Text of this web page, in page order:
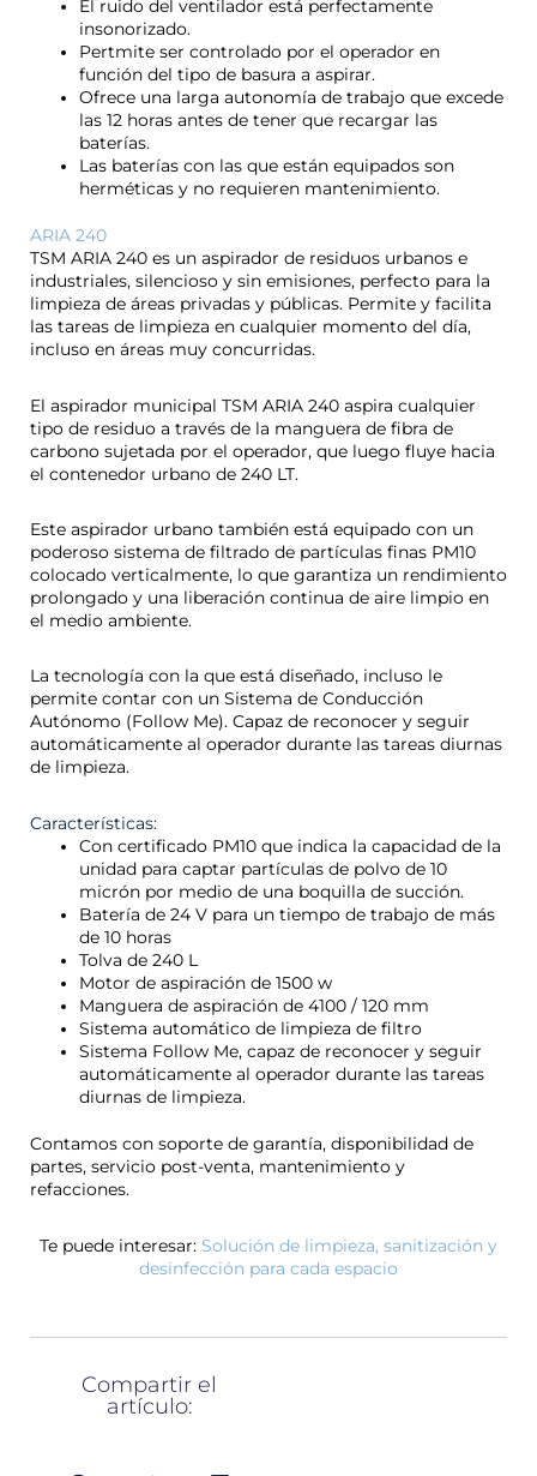
El ruido del ventilador está perfectamente
insonorizado.
Pertmite ser controlado por el operador en
función del tipo de basura a aspirar.
Ofrece una larga autonomía de trabajo que excede
las 12 horas antes de tener que recargar las
baterías.
Las baterías con las que están equipados son
herméticas y no requieren mantenimiento.
ARIA 240
TSM ARIA 240 es un aspirador de residuos urbanos e
industriales, silencioso y sin emisiones, perfecto para la
limpieza de áreas privadas y públicas. Permite y facilita
las tareas de limpieza en cualquier momento del día,
incluso en áreas muy concurridas.
El aspirador municipal TSM ARIA 240 aspira cualquier
tipo de residuo a través de la manguera de fibra de
carbono sujetada por el operador, que luego fluye hacia
el contenedor urbano de 240 LT.
Este aspirador urbano también está equipado con un
poderoso sistema de filtrado de partículas finas PM10
colocado verticalmente, lo que garantiza un rendimiento
prolongado y una liberación continua de aire limpio en
el medio ambiente.
La tecnología con la que está diseñado, incluso le
permite contar con un Sistema de Conducción
Autónomo (Follow Me). Capaz de reconocer y seguir
automáticamente al operador durante las tareas diurnas
de limpieza.
Características:
Con certificado PM10 que indica la capacidad de la
unidad para captar partículas de polvo de 10
micrón por medio de una boquilla de succión.
Batería de 24 V para un tiempo de trabajo de más
de 10 horas
Tolva de 240 L
Motor de aspiración de 1500 w
Manguera de aspiración de 4100 / 120 mm
Sistema automático de limpieza de filtro
Sistema Follow Me, capaz de reconocer y seguir
automáticamente al operador durante las tareas
diurnas de limpieza.
Contamos con soporte de garantía, disponibilidad de
partes, servicio post-venta, mantenimiento y
refacciones.
Te puede interesar: Solución de limpieza, sanitización y
desinfección para cada espacio
Compartir el
artículo: